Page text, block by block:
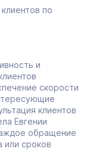
по
и
скорости
клиентов
Евгении
обращение
или сроков